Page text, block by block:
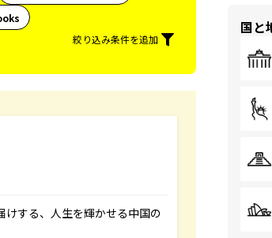
絞り込み条件を追加
する、人生を輝かせる中国の
国と